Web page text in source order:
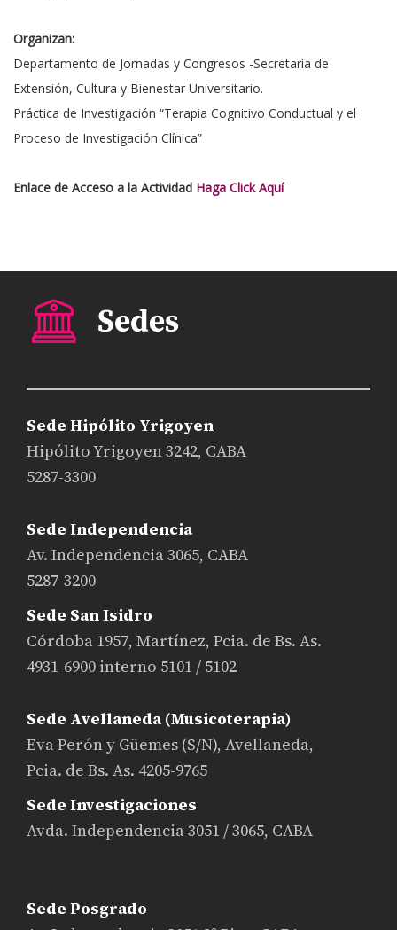
Organizan:
Departamento de Jornadas y Congresos -Secretaría de
Extensión, Cultura y Bienestar Universitario.
Práctica de Investigación “Terapia Cognitivo Conductual y el
Proceso de Investigación Clínica”
Enlace de Acceso a la Actividad Haga Click Aquí
Sede Hipólito Yrigoyen
Hipólito Yrigoyen 3242, CABA
5287-3300
Sede Independencia
Av. Independencia 3065, CABA
5287-3200
Sede San Isidro
Córdoba 1957, Martínez, Pcia. de Bs. As.
4931-6900 interno 5101 / 5102
Sede Avellaneda (Musicoterapia)
Eva Perón y Güemes (S/N), Avellaneda,
Pcia. de Bs. As. 4205-9765
Sede Investigaciones
Avda. Independencia 3051 / 3065, CABA
Sede Posgrado